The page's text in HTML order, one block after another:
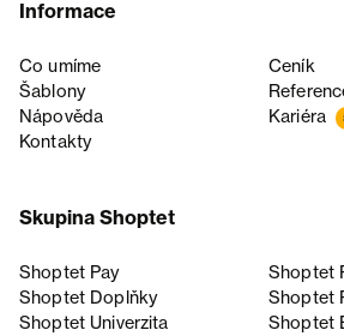
Informace
Co umíme
Ceník
Šablony
Nápověda
Kariéra
Kontakty
Skupina Shoptet
Shoptet Pay
Shoptet
Shoptet Doplňky
Shoptet
Shoptet Univerzita
Shoptet